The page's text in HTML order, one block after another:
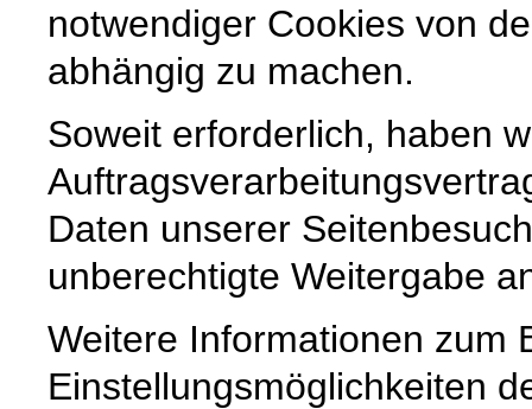
notwendiger Cookies von
abhängig zu machen.
Soweit erforderlich, haben
Daten unserer
unberechtigte Weitergabe
Weitere Informationen zum
Einstellungsmöglichkeiten